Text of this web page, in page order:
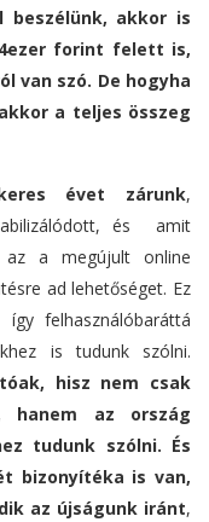
beszélünk, akkor is
forint felett is,
van szó. De hogyha
a teljes összeg
évet zárunk,
és amit
az a megújult online
ad lehetőséget. Ez
felhasználóbaráttá
is tudunk szólni.
hisz nem csak
hanem az ország
tudunk szólni. És
bizonyítéka is van,
az újságunk iránt,